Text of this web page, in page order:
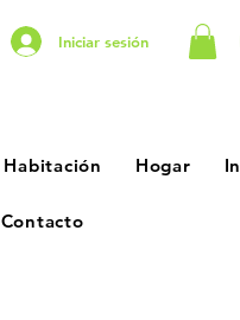
Iniciar sesión
Habitación Hogar
Contacto